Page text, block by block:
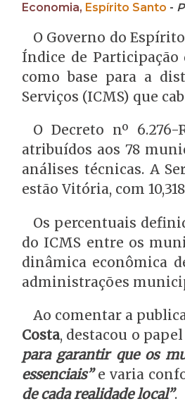
Economia, Espírito Santo -
O Governo do
Índice de
como base para a
Serviços (ICMS) que
O Decreto nº
atribuídos aos 78
análises técnicas. A
estão Vitória, com
Os percentuais
do ICMS entre os
dinâmica econômica
administrações
Ao comentar a
Costa, destacou o
para garantir que os
essenciais”e varia
de cada realidade local”.